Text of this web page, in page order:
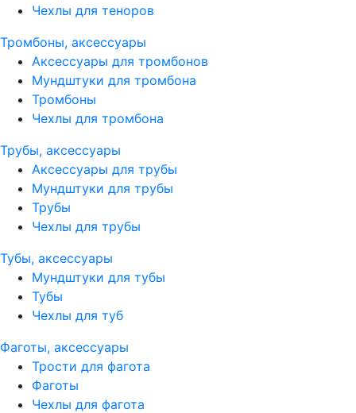
Чехлы для теноров
Тромбоны, аксессуары
Аксессуары для тромбонов
Мундштуки для тромбона
Тромбоны
Чехлы для тромбона
Трубы, аксессуары
Аксессуары для трубы
Мундштуки для трубы
Трубы
Чехлы для трубы
Тубы, аксессуары
Мундштуки для тубы
Тубы
Чехлы для туб
Фаготы, аксессуары
Трости для фагота
Фаготы
Чехлы для фагота